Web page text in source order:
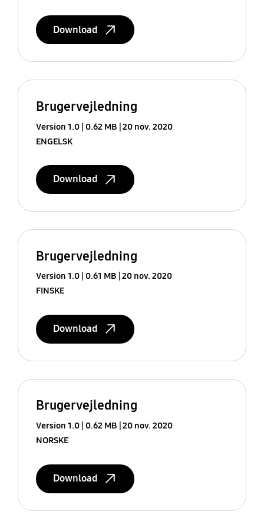
Download
Brugervejledning
Version 1.0 0.62 MB 20 nov. 2020
ENGELSK
Download
Brugervejledning
Version 1.0 0.61 MB 20 nov. 2020
FINSKE
Download
Brugervejledning
Version 1.0 0.62 MB 20 nov. 2020
NORSKE
Download